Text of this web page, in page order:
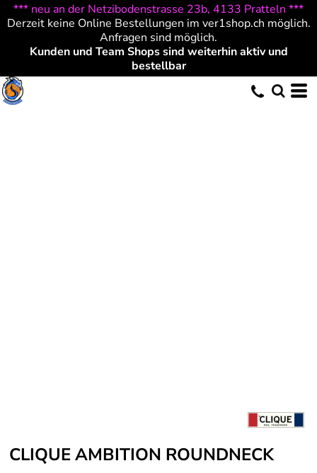
*** neu an der Netzibodenstrasse 23b, 4133 Pratteln ***
Derzeit keine Online Bestellungen im ver1shop.ch möglich.
Anfragen sind möglich.
Kunden und Team Shops sind weiterhin aktiv und
bestellbar
CLIQUE AMBITION ROUNDNECK